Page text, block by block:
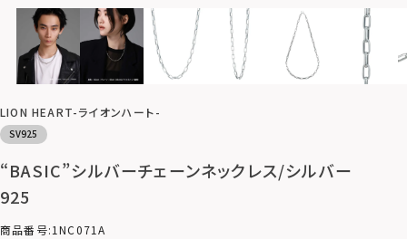
LION HEART-ライオンハート-
SV925
“BASIC”シルバーチェーンネックレス/シルバー
925
商品番号 1NC071A